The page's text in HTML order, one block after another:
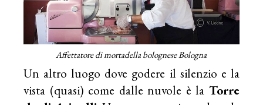
Affettatore di mortadella bolognese Bologna
Un altro luogo dove godere il silenzio e la
vista (quasi) come dalle nuvole è la Torre